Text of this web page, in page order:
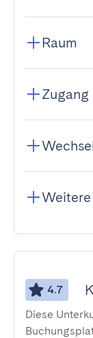
Raum
Zugang
4.7
Diese